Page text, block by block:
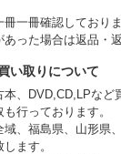
冊一冊確認しており
あった場合は返品・
い取りについて
本、DVD,CD,LPなど
行っております。
域、福島県、山形県
ます。